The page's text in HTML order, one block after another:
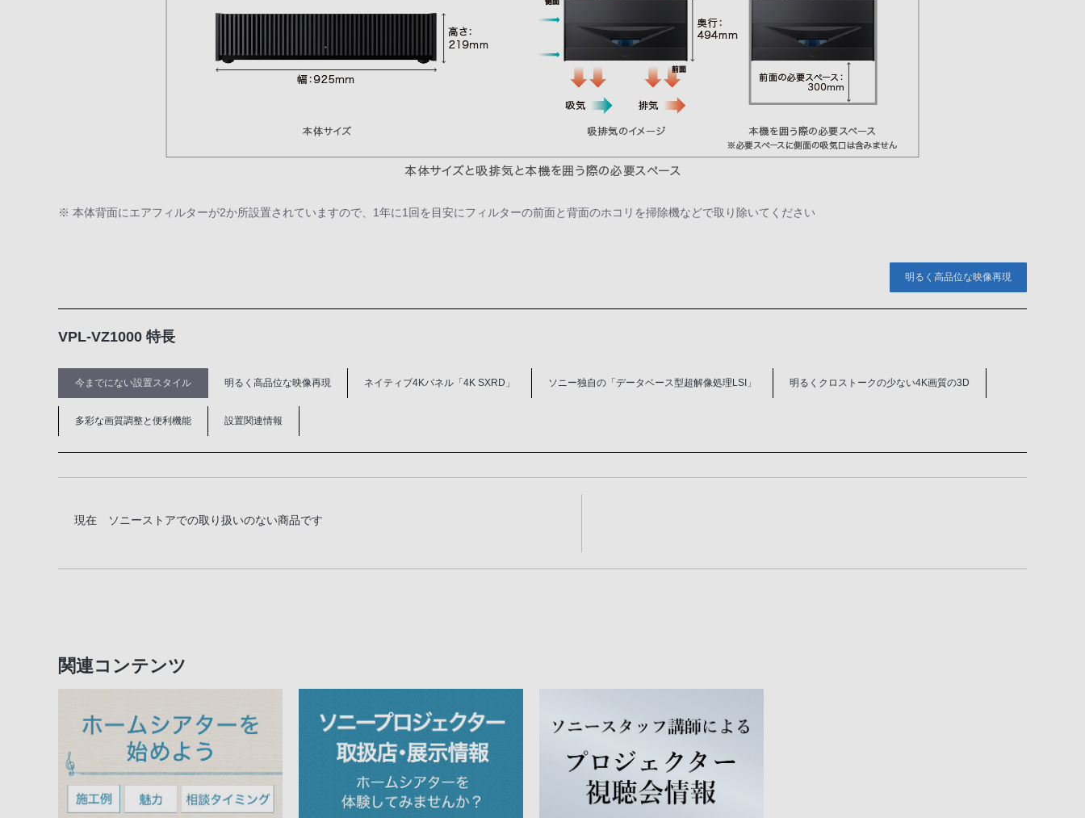
※ 本体背面にエアフィルターが2か所設置されていますので、1年に1回を目安にフィルターの前面と背面のホコリを掃除機などで取り除いてください
明るく高品位な映像再現
VPL-VZ1000 特長
今までにない設置スタイル 明るく高品位な映像再現 ネイティブ4Kパネル「4K SXRD」 ソニー独自の「データベース型超解像処理LSI」 明るくクロストークの少ない4K画質の3D
多彩な画質調整と便利機能 設置関連情報
現在 ソニーストアでの取り扱いのない商品です
関連コンテンツ